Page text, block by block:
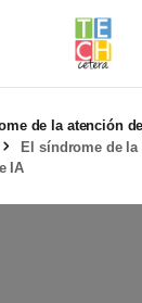
de la atención
El síndrome de la
IA